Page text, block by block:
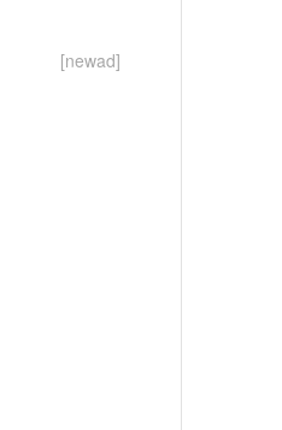
[newad]